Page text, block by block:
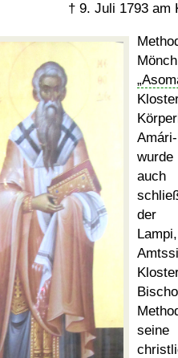
† 9. Juli 1793 am
der